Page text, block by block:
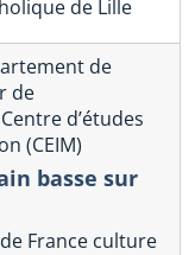
de Lille
de
de
d’études
(CEIM)
basse sur
France culture